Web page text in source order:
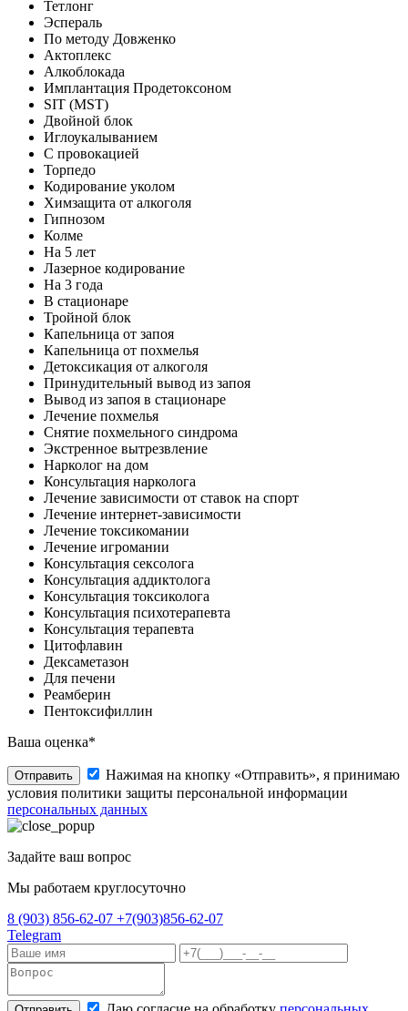
Тетлонг
Эспераль
По методу Довженко
Актоплекс
Алкоблокада
Имплантация Продетоксоном
SIT (MST)
Двойной блок
Иглоукалыванием
С провокацией
Торпедо
Кодирование уколом
Химзащита от алкоголя
Гипнозом
Колме
На 5 лет
Лазерное кодирование
На 3 года
В стационаре
Тройной блок
Капельница от запоя
Капельница от похмелья
Детоксикация от алкоголя
Принудительный вывод из запоя
Вывод из запоя в стационаре
Лечение похмелья
Снятие похмельного синдрома
Экстренное вытрезвление
Нарколог на дом
Консультация нарколога
Лечение зависимости от ставок на спорт
Лечение интернет-зависимости
Лечение токсикомании
Лечение игромании
Консультация сексолога
Консультация аддиктолога
Консультация токсиколога
Консультация психотерапевта
Консультация терапевта
Цитофлавин
Дексаметазон
Для печени
Реамберин
Пентоксифиллин
Ваша оценка*
Отправить
Нажимая на кнопку «Отправить», я принимаю
условия политики защиты персональной информации
персональных данных
Задайте ваш вопрос
Мы работаем круглосуточно
8 (903) 856-62-07 +7(903)856-62-07
Telegram